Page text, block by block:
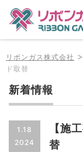
リボンガス株式会社 >
ド取替
新着情報
1.18
2024
【施
替